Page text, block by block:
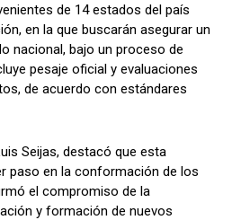
de 14 estados del país
en la que buscarán asegurar un
nacional, bajo un proceso de
pesaje oficial y evaluaciones
de acuerdo con estándares
Seijas, destacó que esta
paso en la conformación de los
el compromiso de la
y formación de nuevos